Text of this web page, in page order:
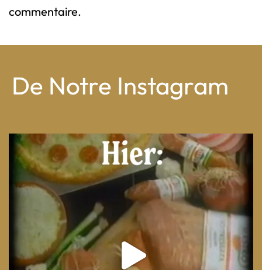
commentaire.
De Notre Instagram
From wood-paneled basements to candlelit condo...
8 0